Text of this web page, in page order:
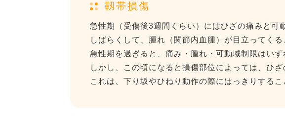
靱帯損傷
急性期（受傷後3週間くらい）にはひざの痛みと可
しばらくして、腫れ（関節内血腫）が目立ってくる
急性期を過ぎると、痛み・腫れ・可動域制限はいず
しかし、この頃になると損傷部位によっては、ひ
これは、下り坂やひねり動作の際にはっきりするこ